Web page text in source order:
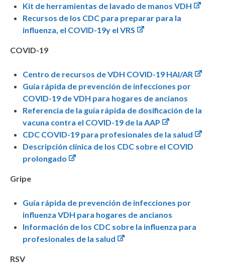
Kit de herramientas de lavado de manos VDH
Recursos de los CDC para preparar para la
influenza, el COVID-19y el VRS
COVID-19
Centro de recursos de VDH COVID-19 HAI/AR
Guía rápida de prevención de infecciones por
COVID-19 de VDH para hogares de ancianos
Referencia de la guía rápida de dosificación de la
vacuna contra el COVID-19 de la AAP
CDC COVID-19 para profesionales de la salud
Descripción clínica de los CDC sobre el COVID
prolongado
Gripe
Guía rápida de prevención de infecciones por
influenza VDH para hogares de ancianos
Información de los CDC sobre la influenza para
profesionales de la salud
RSV